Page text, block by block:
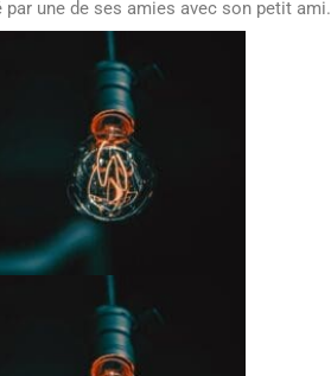
une de ses amies avec son petit ami.